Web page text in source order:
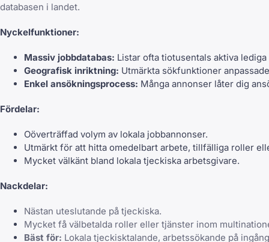
databasen i landet.
Nyckelfunktioner:
Massiv jobbdatabas: Listar ofta tiotusentals aktiva
Geografisk inriktning: Utmärkta sökfunktioner
Enkel ansökningsprocess: Många annonser låter dig
Fördelar:
Oöverträffad volym av lokala jobbannonser.
Utmärkt för att hitta omedelbart arbete, tillfälliga roller
Mycket välkänt bland lokala tjeckiska arbetsgivare.
Nackdelar:
Nästan uteslutande på tjeckiska.
Mycket få välbetalda roller eller tjänster inom
Bäst för: Lokala tjeckisktalande, arbetssökande på